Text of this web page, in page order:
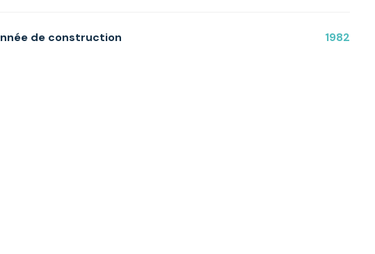
Année de construction 1982